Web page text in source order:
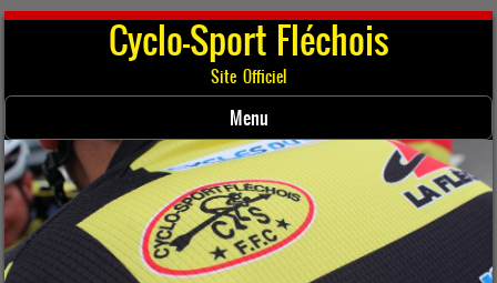
Cyclo-Sport Fléchois
Site Officiel
Menu
Skip to content